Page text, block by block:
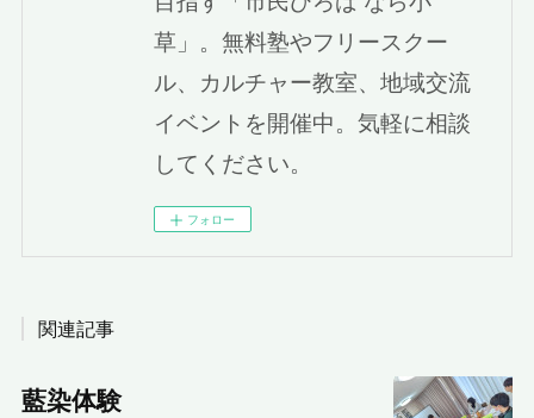
草」。無料塾やフリースクー
ル、カルチャー教室、地域交流
イベントを開催中。気軽に相談
してください。
フォロー
関連記事
藍染体験